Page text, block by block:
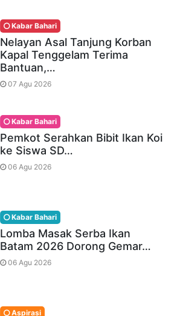
Kabar Bahari
Nelayan Asal Tanjung Korban
Kapal Tenggelam Terima
Bantuan,…
07 Agu 2026
Kabar Bahari
Pemkot Serahkan Bibit Ikan Koi
ke Siswa SD…
06 Agu 2026
Kabar Bahari
Lomba Masak Serba Ikan
Batam 2026 Dorong Gemar…
06 Agu 2026
Aspirasi